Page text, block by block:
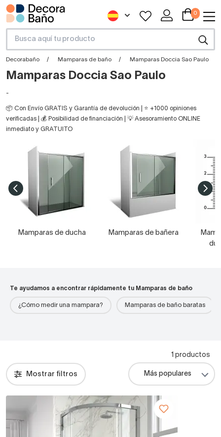
0
Decorabaño Mamparas de baño Mamparas Doccia Sao Paulo
Mamparas Doccia Sao Paulo
-
📦 Con Envío GRATIS y Garantía de devolución | ⭐ +1000 opiniones
verificadas | 💰 Posibilidad de financiación | 💡 Asesoramiento ONLINE
inmediato y GRATUITO
Mamparas de ducha Mamparas de bañera
Te ayudamos a encontrar rápidamente tu Mamparas de baño
¿Cómo medir una mampara? Mamparas de baño baratas
Mostrar filtros
1 productos